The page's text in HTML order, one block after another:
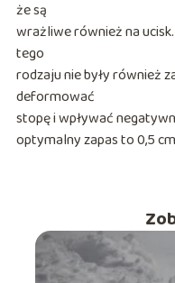
że są
wrażliwe również na
tego
rodzaju nie były również
deformować
stopę i wpływać
optymalny zapas to 0,5